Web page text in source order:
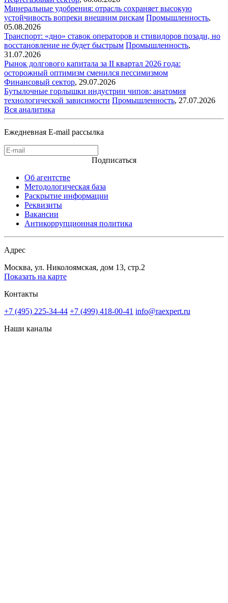
Минеральные удобрения: отрасль сохраняет высокую
устойчивость вопреки внешним рискам Промышленность,
05.08.2026
Транспорт: «дно» ставок операторов и стивидоров позади, но
восстановление не будет быстрым Промышленность,
31.07.2026
Рынок долгового капитала за II квартал 2026 года:
осторожный оптимизм сменился пессимизмом
Финансовый сектор, 29.07.2026
Бутылочные горлышки индустрии чипов: анатомия
технологической зависимости Промышленность, 27.07.2026
Вся аналитика
Ежедневная E-mail рассылка
Подписаться
Об агентстве
Методологическая база
Раскрытие информации
Реквизиты
Вакансии
Антикоррупционная политика
Адрес
Москва, ул. Николоямская, дом 13, стр.2
Показать на карте
Контакты
+7 (495) 225-34-44 +7 (499) 418-00-41 info@raexpert.ru
Наши каналы